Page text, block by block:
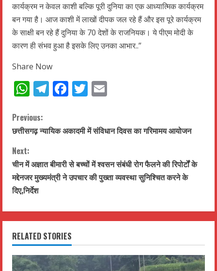
कार्यक्रम न केवल काशी बल्कि पूरी दुनिया का एक आध्यात्मिक कार्यक्रम
बन गया है। आज काशी में लाखों दीपक जल रहे हैं और इस पूरे कार्यक्रम
के साक्षी बन रहे हैं दुनिया के 70 देशों के राजनियक। ये पीएम मोदी के
कारण ही संभव हुआ है इसके लिए उनका आभार..”
Share Now
WhatsApp
Telegram
Facebook
Twitter
C
o
n
t
n
u
e
Previous:
छत्तीसगढ़ न्यायिक अकादमी में संविधान दिवस का गरिमामय आयोजन
Next:
चीन में अज्ञात बीमारी से बच्चों में श्वसन संबंधी रोग फैलने की रिपोर्टों के
मद्देनजर मुख्यमंत्री ने उपचार की पुख्ता व्यवस्था सुनिश्चित करने के
दिए,निर्देश
RELATED STORIES